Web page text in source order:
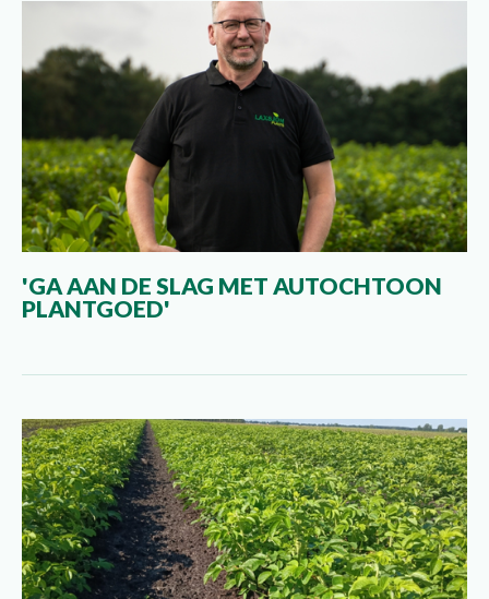
'GA AAN DE SLAG MET AUTOCHTOON
PLANTGOED'